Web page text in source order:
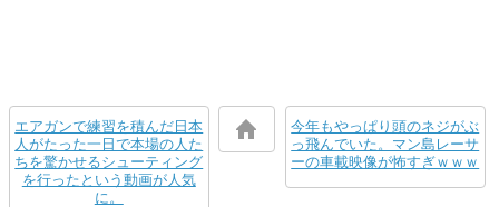
エアガンで練習を積んだ日本
人がたった一日で本場の人た
ちを驚かせるシューティング
を行ったという動画が人気
に。
今年もやっぱり頭のネジがぶ
っ飛んでいた。マン島レーサ
ーの車載映像が怖すぎｗｗｗ